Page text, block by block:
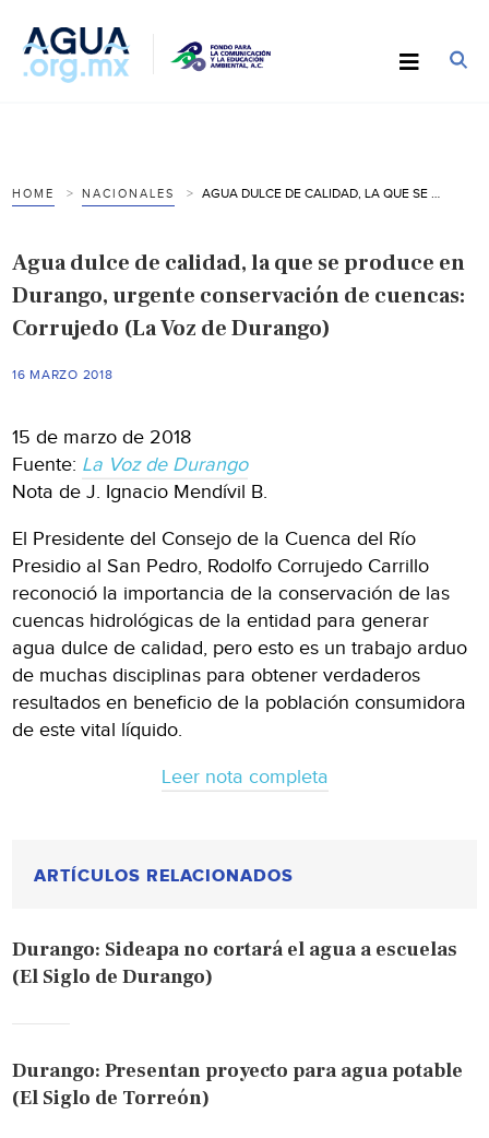
HOME NACIONALES
Agua dulce de calidad, la que se produce en
Durango, urgente conservación de cuencas:
Corrujedo (La Voz de Durango)
16 MARZO 2018
15 de marzo de 2018
Fuente: La Voz de Durango
Nota de J. Ignacio Mendívil B.
El Presidente del Consejo de la Cuenca del Río
Presidio al San Pedro, Rodolfo Corrujedo Carrillo
reconoció la importancia de la conservación de las
cuencas hidrológicas de la entidad para generar
agua dulce de calidad, pero esto es un trabajo arduo
de muchas disciplinas para obtener verdaderos
resultados en beneficio de la población consumidora
de este vital líquido.
Leer nota completa
ARTÍCULOS RELACIONADOS
Durango: Sideapa no cortará el agua a escuelas
(El Siglo de Durango)
Durango: Presentan proyecto para agua potable
(El Siglo de Torreón)